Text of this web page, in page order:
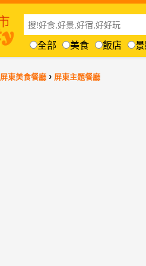
全部 美食 飯店
屏東美食餐廳 › 屏東主題餐廳